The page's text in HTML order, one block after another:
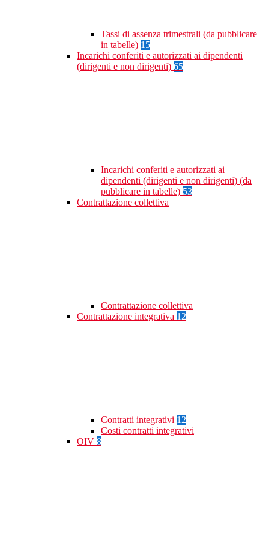
Tassi di assenza trimestrali (da pubblicare
in tabelle) 15
Incarichi conferiti e autorizzati ai dipendenti
(dirigenti e non dirigenti) 65
Incarichi conferiti e autorizzati ai
dipendenti (dirigenti e non dirigenti) (da
pubblicare in tabelle) 53
Contrattazione collettiva
Contrattazione collettiva
Contrattazione integrativa 12
Contratti integrativi 12
Costi contratti integrativi
OIV 8